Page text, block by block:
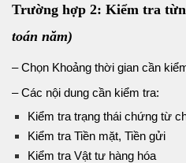
Trường hợp 2: Kiểm tra
toán năm)
– Chọn Khoảng thời gian cần
– Các nội dung cần kiểm tra:
Kiểm tra trạng thái chứng từ
Kiểm tra Tiền mặt, Tiền gửi
Kiểm tra Vật tư hàng hóa